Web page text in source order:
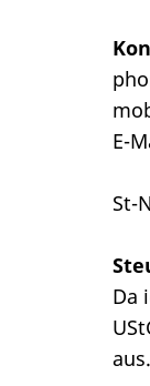
E-
St-
Da
aus.